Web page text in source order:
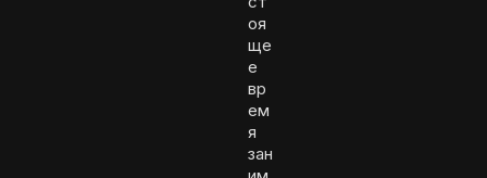
оя
ще
е
вр
ем
я
зан